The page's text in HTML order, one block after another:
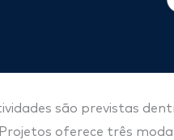
são previstas
oferece três